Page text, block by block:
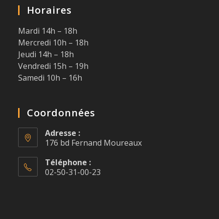
Horaires
Mardi 14h – 18h
Mercredi 10h – 18h
Jeudi 14h – 18h
Vendredi 15h – 19h
Samedi 10h – 16h
Coordonnées
Adresse :
176 bd Fernand Moureaux
Téléphone :
02-50-31-00-23